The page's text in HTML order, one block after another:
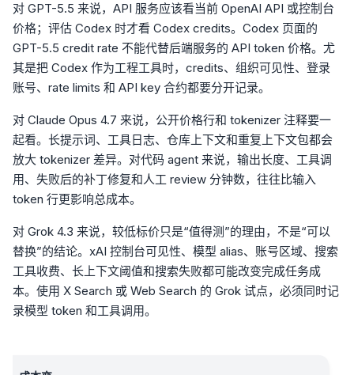
对 GPT-5.5 来说，API 服务应该看当前 OpenAI API 或控制台
价格；评估 Codex 时才看 Codex credits。Codex 页面的
GPT-5.5 credit rate 不能代替后端服务的 API token 价格。尤
其是把 Codex 作为工程工具时，credits、组织可见性、登录
账号、rate limits 和 API key 合约都要分开记录。
对 Claude Opus 4.7 来说，公开价格行和 tokenizer 注释要一
起看。长提示词、工具日志、仓库上下文和重复上下文包都会
放大 tokenizer 差异。对代码 agent 来说，输出长度、工具调
用、失败后的补丁修复和人工 review 分钟数，往往比输入
token 行更影响总成本。
对 Grok 4.3 来说，较低标价只是“值得测”的理由，不是“可以
替换”的结论。xAI 控制台可见性、模型 alias、账号区域、搜索
工具收费、长上下文阈值和搜索失败都可能改变完成任务成
本。使用 X Search 或 Web Search 的 Grok 试点，必须同时记
录模型 token 和工具调用。